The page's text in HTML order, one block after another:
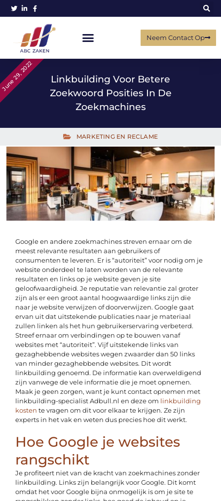
Neem Contact Op
Linkbuilding Voor Betere
Zoekwoord Posities In De
Zoekmachines
June 29, 2022
MARKETING EN RECLAME
Google en andere zoekmachines streven ernaar om de
meest relevante resultaten aan gebruikers of
consumenten te leveren. Er is “autoriteit” voor nodig om je
website onderdeel te laten worden van de relevante
resultaten en links op je website geven je site
geloofwaardigheid. Je reputatie van relevantie zal groter
zijn als er een groot aantal hoogwaardige links zijn die
naar je website verwijzen of doorverwijzen. Google gaat
ervan uit dat uitstekende publicaties naar je materiaal
zullen linken als het hun gebruikerservaring verbeterd.
Streef ernaar om verbindingen op te bouwen vanaf
websites met “autoriteit”. Vijf uitstekende links van
gezaghebbende websites wegen zwaarder dan 50 links
van minder gezaghebbende websites. Dit wordt
linkbuilding genoemd. De informatie kan overweldigend
zijn vanwege de vele informatie die je moet opnemen.
Maak je geen zorgen, want je kunt contact opnemen met
linkbuilding-specialist Adbull.nl en deze om linkbuilding
kosten te vragen om dit voor elkaar te krijgen. Ze zijn
experts in het vak en weten dus precies hoe dit werkt.
Hoe Google je websites
rangschikt
Je profiteert niet van de kracht van zoekmachines zonder
linkbuilding. Links zijn belangrijk voor Google. Dit komt
omdat het voor Google bijna onmogelijk is om je site te